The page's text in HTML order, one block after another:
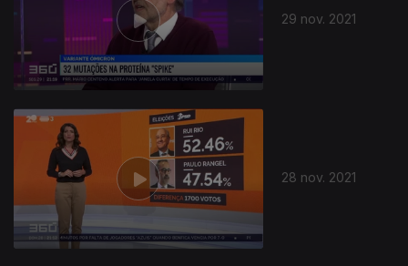
29 nov. 2021
28 nov. 2021